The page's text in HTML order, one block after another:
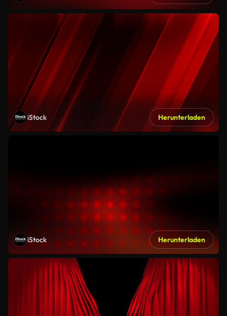
iStock Herunterladen
iStock Herunterladen